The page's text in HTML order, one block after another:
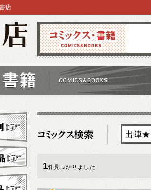
コミックス 雑誌
店
1件見つかりました